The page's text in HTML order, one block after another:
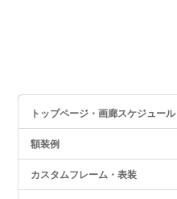
トップページ・画廊スケジュール
額装例
カスタムフレーム・表装